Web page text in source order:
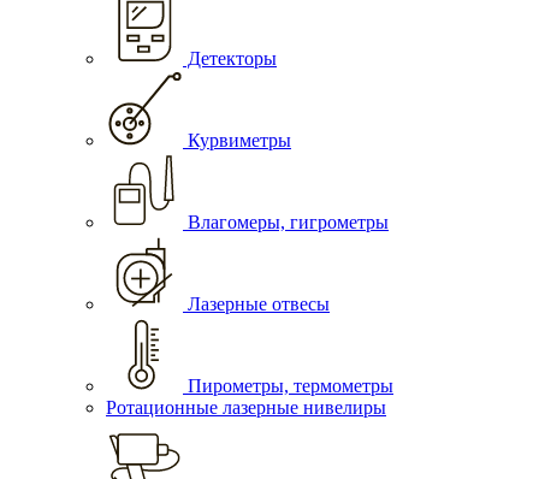
Детекторы
Курвиметры
Влагомеры, гигрометры
Лазерные отвесы
Пирометры, термометры
Ротационные лазерные нивелиры